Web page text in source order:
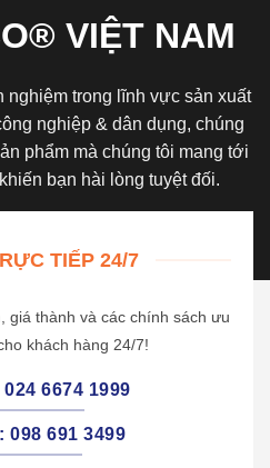
VIỆT NAM
trong lĩnh vực sản xuất
nghiệp & dân dụng, chúng
phẩm mà chúng tôi mang tới
bạn hài lòng tuyệt đối.
TIẾP 24/7
giá thành và các chính sách ưu
khách hàng 24/7!
6674 1999
098 691 3499